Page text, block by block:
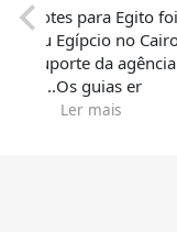
a Pacotes para Egito
Museu Egípcio no
e o suporte da
Os guias er...
Ler mais